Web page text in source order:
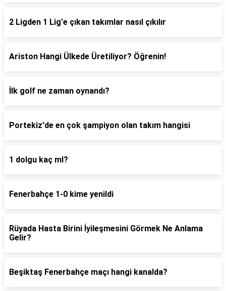
2 Ligden 1 Lig'e çıkan takımlar nasıl çıkılır
Ariston Hangi Ülkede Üretiliyor? Öğrenin!
İlk golf ne zaman oynandı?
Portekiz'de en çok şampiyon olan takım hangisi
1 dolgu kaç ml?
Fenerbahçe 1-0 kime yenildi
Rüyada Hasta Birini İyileşmesini Görmek Ne Anlama
Gelir?
Beşiktaş Fenerbahçe maçı hangi kanalda?